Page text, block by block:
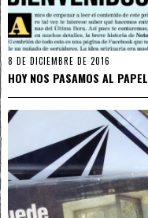
8 DE DICIEMBRE DE 2016
HOY NOS PASAMOS AL PAPEL